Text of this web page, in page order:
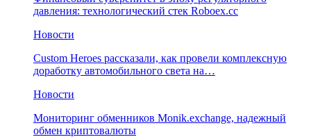
давления: технологический стек Roboex.cc
Новости
Custom Heroes рассказали, как провели комплексную
доработку автомобильного света на…
Новости
Мониторинг обменников Monik.exchange, надежный
обмен криптовалюты